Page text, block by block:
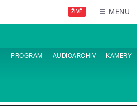
ŽIVĚ MENU
PROGRAM AUDIOARCHIV KAMERY